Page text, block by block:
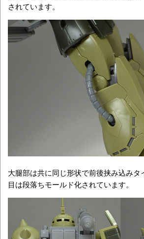
されています。
大腿部は共に同じ形状で前後挟み込みタ
目は段落ちモールド化されています。